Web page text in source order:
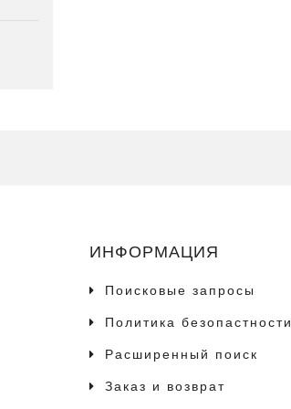
ИНФОРМАЦИЯ
Поисковые запросы
Политика безопастности
Расширенный поиск
Заказ и возврат